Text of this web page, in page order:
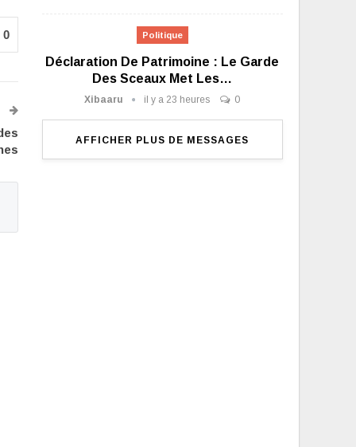
0 Politique
Déclaration De Patrimoine : Le Garde
Des Sceaux Met Les…
Xibaaru il y a 23 heures 0
AFFICHER PLUS DE MESSAGES